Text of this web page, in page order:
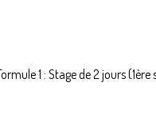
1 : Stage de 2 jours (1ère